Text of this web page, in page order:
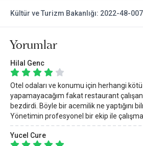
Kültür ve Turizm Bakanlığı: 2022-48-
Yorumlar
Hilal Genc
Otel odaları ve konumu için herhangi
yapamayacağım fakat restaurant
bezdirdi. Böyle bir acemilik ne yaptığını
Yönetimin profesyonel bir ekip ile
Yucel Cure